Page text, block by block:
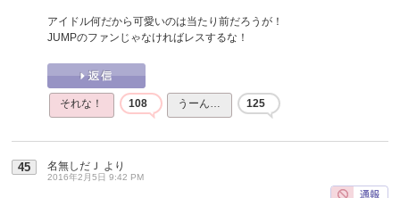
アイドル何だから可愛いのは当たり前だろうが！
JUMPのファンじゃなければレスするな！
それな！ 108 うーん… 125
45 名無しだＪ より
2016年2月5日 9:42 PM